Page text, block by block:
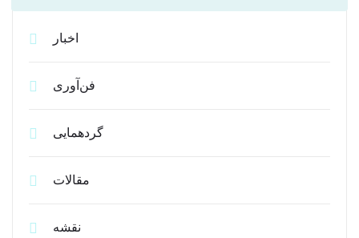
اخبار
فن‌آوری
گردهمایی
مقالات
نقشه